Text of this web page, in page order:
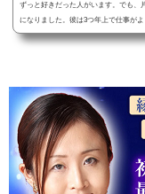
ずっと好きだった人がいます。でも、
になりました。彼は3つ年上で仕事が